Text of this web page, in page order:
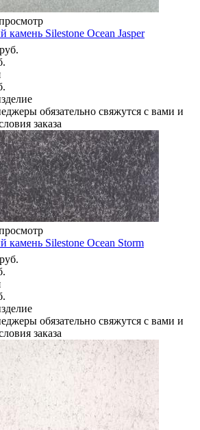
камень Silestone Ocean Jasper
обязательно свяжутся с вами и
заказа
камень Silestone Ocean Storm
обязательно свяжутся с вами и
заказа